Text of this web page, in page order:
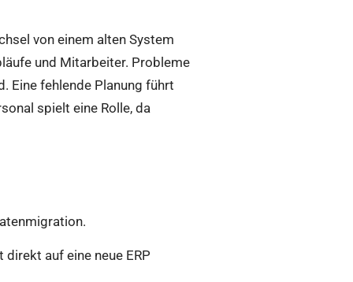
von einem alten System
und Mitarbeiter. Probleme
Eine fehlende Planung führt
spielt eine Rolle, da
auf eine neue ERP